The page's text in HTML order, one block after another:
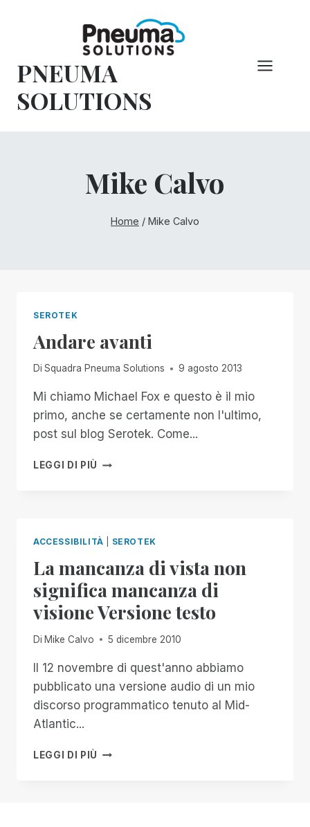
PNEUMA
SOLUTIONS
Mike Calvo
Home / Mike Calvo
SEROTEK
Andare avanti
Di Squadra Pneuma Solutions 9 agosto 2013
Mi chiamo Michael Fox e questo è il mio
primo, anche se certamente non l'ultimo,
post sul blog Serotek. Come...
LEGGI DI PIÙ ANDARE
ACCESSIBILITÀ SEROTEK
La mancanza di vista non
significa mancanza di
visione Versione testo
Di Mike Calvo 5 dicembre 2010
Il 12 novembre di quest'anno abbiamo
pubblicato una versione audio di un mio
discorso programmatico tenuto al Mid-
Atlantic...
LEGGI DI PIÙ LA